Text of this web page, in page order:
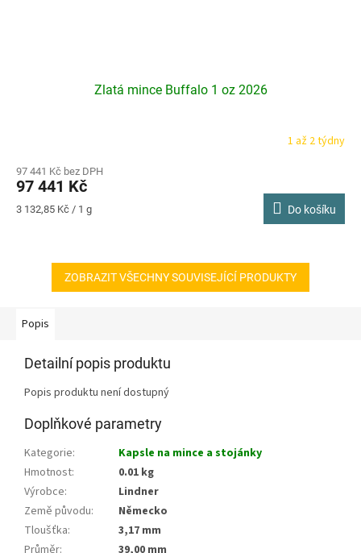
Zlatá mince Buffalo 1 oz 2026
produktu
je
4,7
1 až 2 týdny
97 441 Kč bez DPH
97 441 Kč
Měrná
3 132,85 Kč / 1 g Do košíku
ZOBRAZIT VŠECHNY SOUVISEJÍCÍ PRODUKTY
Popis
Detailní popis produktu
Popis produktu není dostupný
Doplňkové parametry
Kategorie:
Kapsle na mince a stojánky
Hmotnost:
0.01 kg
Výrobce:
Lindner
Země původu:
Německo
Tloušťka:
3,17 mm